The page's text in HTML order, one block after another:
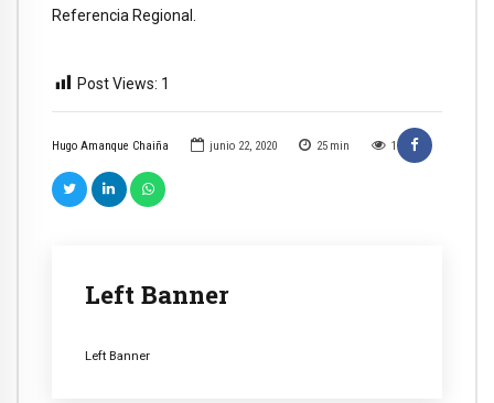
Hugo Amanque Chaiña junio 22, 2020 25 min 1
Left Banner
Left Banner
Referencia Regional.
Post Views: 1